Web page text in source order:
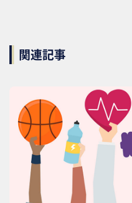
関連記事